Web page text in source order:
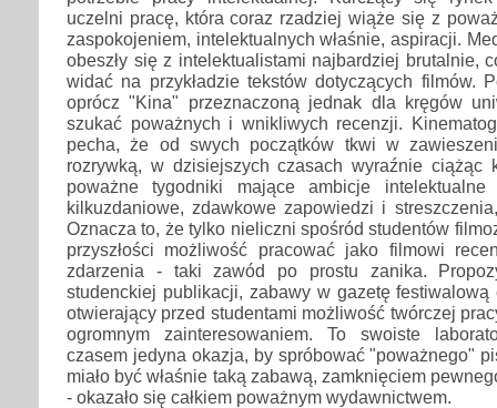
uczelni pracę, która coraz rzadziej wiąże się z
zaspokojeniem, intelektualnych właśnie, aspiracji.
obeszły się z intelektualistami najbardziej brutalnie,
widać na przykładzie tekstów dotyczących filmów.
oprócz "Kina" przeznaczoną jednak dla kręgów
szukać poważnych i wnikliwych recenzji.
pecha, że od swych początków tkwi w
rozrywką, w dzisiejszych czasach wyraźnie ciążąc
poważne tygodniki mające ambicje
kilkuzdaniowe, zdawkowe zapowiedzi i
Oznacza to, że tylko nieliczni spośród studentów
przyszłości możliwość pracować jako filmowi
zdarzenia - taki zawód po prostu zanika.
studenckiej publikacji, zabawy w gazetę
otwierający przed studentami możliwość twórczej
ogromnym zainteresowaniem. To swoiste
czasem jedyna okazja, by spróbować "poważnego"
miało być właśnie taką zabawą, zamknięciem
- okazało się całkiem poważnym wydawnictwem.